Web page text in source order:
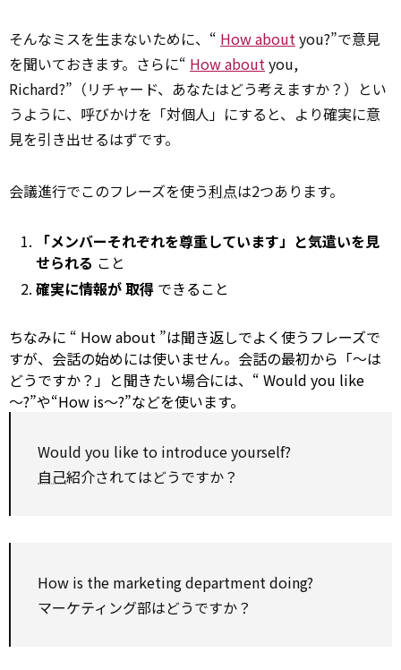
そんなミスを生まないために、“ How aboutyou?”で意見
を聞いておきます。さらに“ How aboutyou,
Richard?”（リチャード、あなたはどう考えますか？）とい
うように、呼びかけを「対個人」にすると、より確実に意
見を引き出せるはずです。
会議進行でこのフレーズを使う利点は2つあります。
「メンバーそれぞれを尊重しています」と気遣いを見
せられる こと
確実に情報が取得 できること
ちなみに “ How about ”は聞き返しでよく使うフレーズで
すが、会話の始めには使いません。会話の最初から「～は
どうですか？」と聞きたい場合には、“ Would you like
～?”や“How is～?”などを使います。
Would you like to introduceyourself?
自己紹介されてはどうですか？
How is the marketingdepartment doing?
マーケティング部はどうですか？